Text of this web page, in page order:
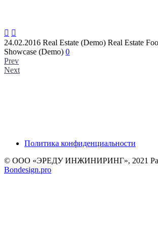
 
24.02.2016 Real Estate (Demo) Real Estate
Showcase (Demo) 0
Prev
Next
Политика конфиденциальности
© ООО «ЭРЕДУ ИНЖИНИРИНГ», 2021
Bondesign.pro